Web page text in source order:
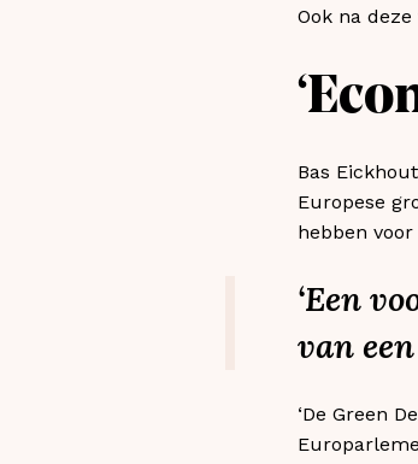
Ook na
Bas
Europese
hebben
‘Een
van
‘De Green